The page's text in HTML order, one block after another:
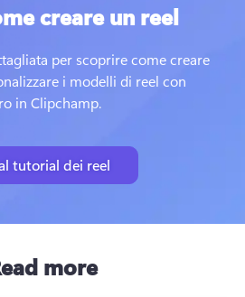
creare un reel
per scoprire come creare
i modelli di reel con
in Clipchamp.
tutorial dei reel
more